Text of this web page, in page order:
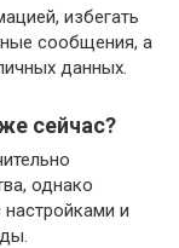
избегать
сообщения, а
данных.
сейчас?
однако
и